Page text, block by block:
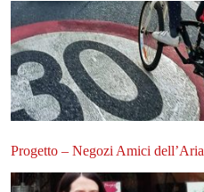
Progetto – Negozi Amici dell’Aria